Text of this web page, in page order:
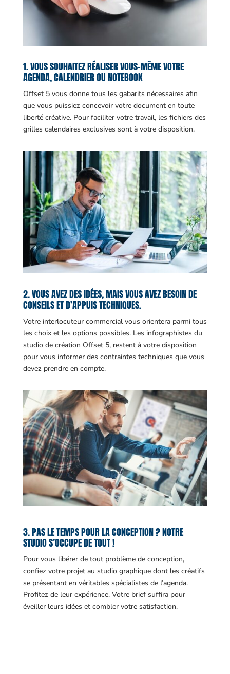
1. VOUS SOUHAITEZ RÉALISER VOUS-MÊME VOTRE
AGENDA, CALENDRIER OU NOTEBOOK
Offset 5 vous donne tous les gabarits nécessaires afin
que vous puissiez concevoir votre document en toute
liberté créative. Pour faciliter votre travail, les fichiers des
grilles calendaires exclusives sont à votre disposition.
2. VOUS AVEZ DES IDÉES, MAIS VOUS AVEZ BESOIN DE
CONSEILS ET D’APPUIS TECHNIQUES.
Votre interlocuteur commercial vous orientera parmi tous
les choix et les options possibles. Les infographistes du
studio de création Offset 5, restent à votre disposition
pour vous informer des contraintes techniques que vous
devez prendre en compte.
3. PAS LE TEMPS POUR LA CONCEPTION ? NOTRE
STUDIO S’OCCUPE DE TOUT !
Pour vous libérer de tout problème de conception,
confiez votre projet au studio graphique dont les créatifs
se présentant en véritables spécialistes de l’agenda.
Profitez de leur expérience. Votre brief suffira pour
éveiller leurs idées et combler votre satisfaction.